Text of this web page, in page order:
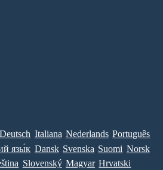
Deutsch Italiana Nederlands Português
язы́к Dansk Svenska Suomi Norsk
Slovenský Magyar Hrvatski